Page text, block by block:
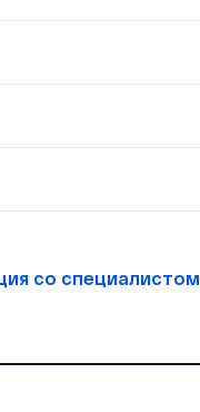
со специалистом